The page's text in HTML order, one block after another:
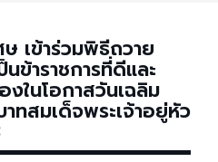
เข้าร่วมพิธีถวาย
าราชการที่ดีและ
ในโอกาสวันเฉลิม
ทสมเด็จพระเจ้าอยู่หัว